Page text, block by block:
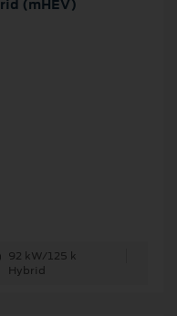
(mHEV)
92 kW/125 k
Hybrid